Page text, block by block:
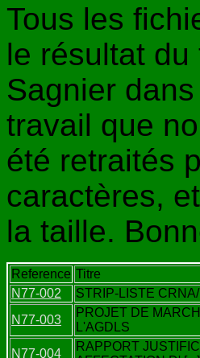
Tous les
le résultat
Sagnier
travail que
été retraités
caractères,
la taille.
Reference Titre
N77-002
STRIP-LISTE CRNA/
N77-003
PROJET DE
L'AGDLS
N77-004
RAPPORT